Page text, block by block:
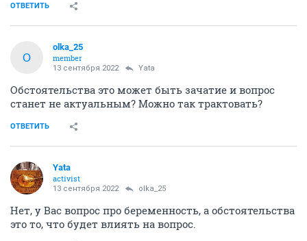
ОТВЕТИТЬ
O
olka_25
member
13 сентября 2022 Yata
Обстоятельства это может быть зачатие и вопрос
станет не актуальным? Можно так трактовать?
ОТВЕТИТЬ
Yata
activist
13 сентября 2022 olka_25
Нет, у Вас вопрос про беременность, а обстоятельства
это то, что будет влиять на вопрос.